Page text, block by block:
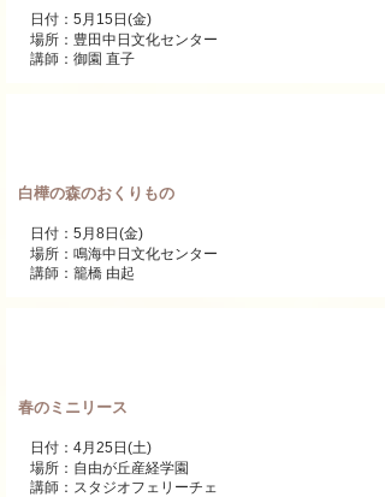
日付：5月15日(金)
場所：豊田中日文化センター
講師：御園 直子
白樺の森のおくりもの
日付：5月8日(金)
場所： 鳴海中日文化センター
講師：籠橋 由起
春のミニリース
日付：4月25日(土)
場所：自由が丘産経学園
講師：スタジオフェリーチェ